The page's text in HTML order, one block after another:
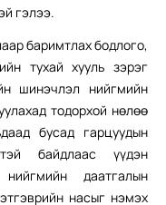
гэлээ.
баримтлах бодлого,
тухай хууль зэрэг
шинэчлэл нийгмийн
тодорхой нөлөө
бусад гарцуудын
байдлаас үүдэн
даатгалын
насыг нэмэх